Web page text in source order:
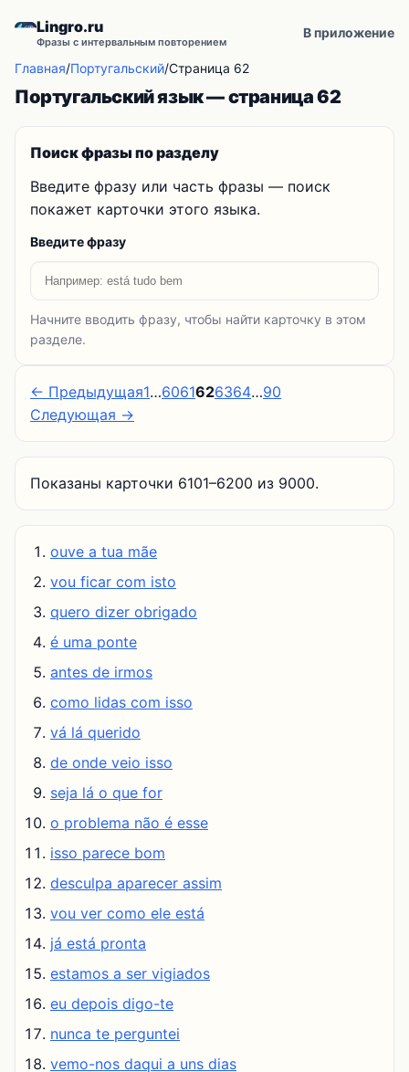
Lingro.ru
Фразы с интервальным повторением
В приложение
Главная/Португальский/Страница 62
Португальский язык — страница 62
Поиск фразы по разделу
Введите фразу или часть фразы — поиск
покажет карточки этого языка.
Введите фразу
Начните вводить фразу, чтобы найти карточку в этом
разделе.
← Предыдущая1…6061626364…90
Следующая →
Показаны карточки 6101–6200 из 9000.
ouve a tua mãe
vou ficar com isto
quero dizer obrigado
é uma ponte
antes de irmos
como lidas com isso
vá lá querido
de onde veio isso
seja lá o que for
o problema não é esse
isso parece bom
desculpa aparecer assim
vou ver como ele está
já está pronta
estamos a ser vigiados
eu depois digo-te
nunca te perguntei
vemo-nos daqui a uns dias